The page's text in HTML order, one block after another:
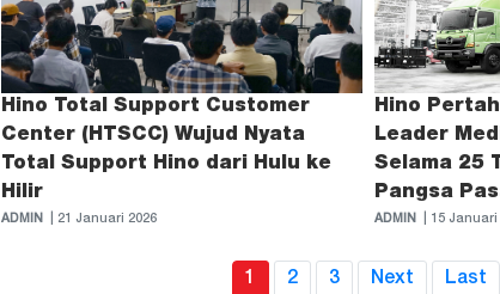
Hino Total Support Customer
Center (HTSCC) Wujud Nyata
Total Support Hino dari Hulu ke
Hilir
ADMIN| 21 Januari 2026
Hino
Leader
Selama 25
Pangsa
ADMIN | 15 Januari
1 (current)
2 3 Next Last